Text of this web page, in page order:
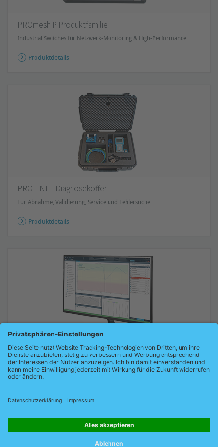
PROmesh P Produktfamilie
Industrial Switches für Netzwerk-Monitoring & High-Performance
Produktdetails
PROFINET Diagnosekoffer
Für Abnahme, Validierung, Service und Fehlersuche
Produktdetails
PROmanage®NT V2
Die zentrale Überwachungssoftware